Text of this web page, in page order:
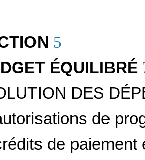
5
ÉQUILIBRÉ
DES
de
de paiement